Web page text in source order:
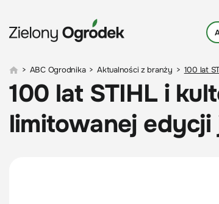
> ABC Ogrodnika > Aktualności z branży > 100 lat
100 lat STIHL i
limitowanej edycji